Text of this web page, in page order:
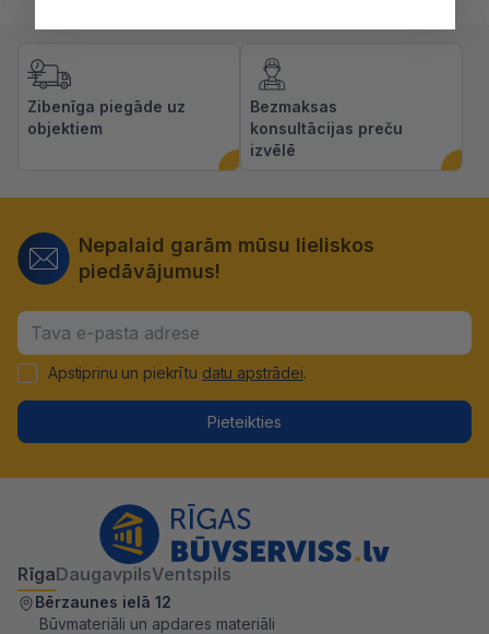
Zibenīga piegāde uz
objektiem
Bezmaksas
konsultācijas preču
izvēlē
Nepalaid garām mūsu lieliskos
piedāvājumus!
Apstiprinu un piekrītu datu apstrādei.
Pieteikties
RīgaDaugavpilsVentspils
Bērzaunes ielā 12
Būvmateriāli un apdares materiāli